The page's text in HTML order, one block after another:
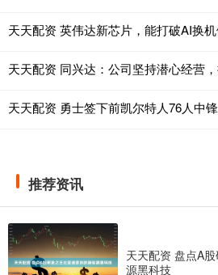
天天配资 英伟达新芯片，能打破AI换机
天天配资 同兴达：公司坚持潜心经营
天天配资 勇士签下前凯尔特人76人中
推荐资讯
天天配资 盘点A
源黑科技